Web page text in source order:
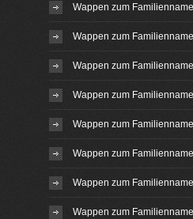
Wappen zum
Wappen zum
Wappen zum
Wappen zum
Wappen zum
Wappen zum
Wappen zum
Wappen zum